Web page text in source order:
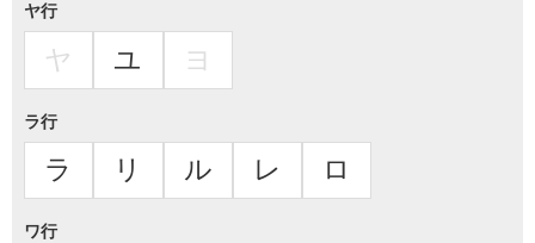
ヤ行
ヤ ユ ヨ
ラ行
ラ リ ル レ ロ
ワ行